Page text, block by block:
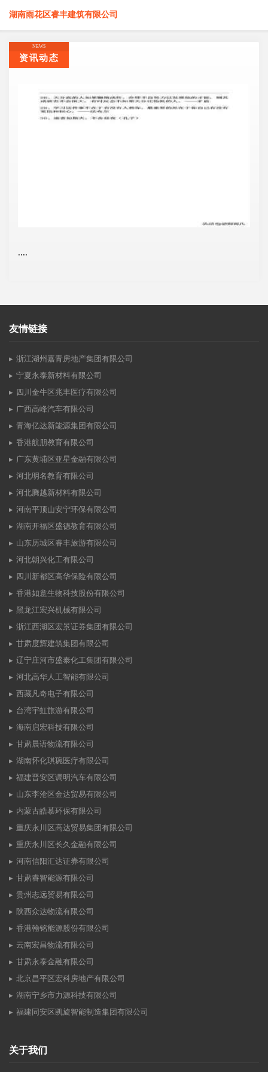
湖南雨花区睿丰建筑有限公司
NEWS
资讯动态
....
友情链接
浙江湖州嘉青房地产集团有限公司
宁夏永泰新材料有限公司
四川金牛区兆丰医疗有限公司
广西高峰汽车有限公司
青海亿达新能源集团有限公司
香港航朋教育有限公司
广东黄埔区亚星金融有限公司
河北明名教育有限公司
河北腾越新材料有限公司
河南平顶山安宁环保有限公司
湖南开福区盛德教育有限公司
山东历城区睿丰旅游有限公司
河北朝兴化工有限公司
四川新都区高华保险有限公司
香港如意生物科技股份有限公司
黑龙江宏兴机械有限公司
浙江西湖区宏景证券集团有限公司
甘肃度辉建筑集团有限公司
辽宁庄河市盛泰化工集团有限公司
河北高华人工智能有限公司
西藏凡奇电子有限公司
台湾宇虹旅游有限公司
海南启宏科技有限公司
甘肃晨语物流有限公司
湖南怀化琪琬医疗有限公司
福建晋安区调明汽车有限公司
山东李沧区金达贸易有限公司
内蒙古皓慕环保有限公司
重庆永川区高达贸易集团有限公司
重庆永川区长久金融有限公司
河南信阳汇达证券有限公司
甘肃睿智能源有限公司
贵州志远贸易有限公司
陕西众达物流有限公司
香港翰铭能源股份有限公司
云南宏昌物流有限公司
甘肃永泰金融有限公司
北京昌平区宏科房地产有限公司
湖南宁乡市力源科技有限公司
福建同安区凯旋智能制造集团有限公司
关于我们